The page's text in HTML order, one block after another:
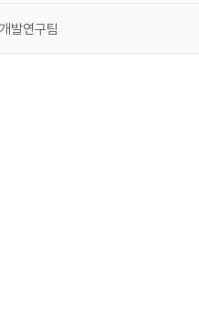
발연구팀